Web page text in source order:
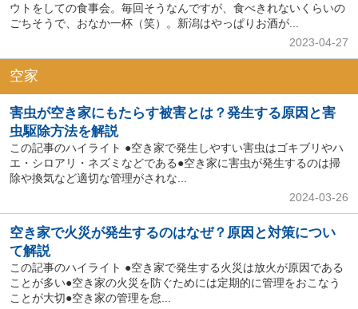
ウトをしての食事会。毎回そうなんですが、食べきれないくらいの
ごちそうで、おなか一杯（笑）。新潟はやっぱりお酒が...
2023-04-27
空家
害虫が空き家にもたらす被害とは？発生する原因と害
虫駆除方法を解説
この記事のハイライト ●空き家で発生しやすい害虫はゴキブリやハ
エ・シロアリ・ネズミなどである●空き家に害虫が発生するのは掃
除や換気など適切な管理がされな...
2024-03-26
空き家で火災が発生するのはなぜ？原因と対策につい
て解説
この記事のハイライト ●空き家で発生する火災は放火が原因である
ことが多い●空き家の火災を防ぐためには定期的に管理をおこなう
ことが大切●空き家の管理を怠...